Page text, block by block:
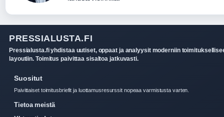
PRESSIALUSTA.FI
Pressialusta.fi yhdistaa uutiset, oppaat ja analyysit moderniin
layoutiin. Toimitus paivittaa sisaltoa jatkuvasti.
Suositut
Paivittaiset toimitusbriefit ja luottamusresurssit nopeaa varmistusta varten.
Tietoa meistä